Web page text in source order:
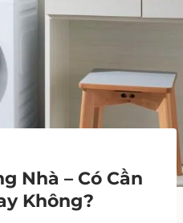
Nhà – Có Cần
Không?